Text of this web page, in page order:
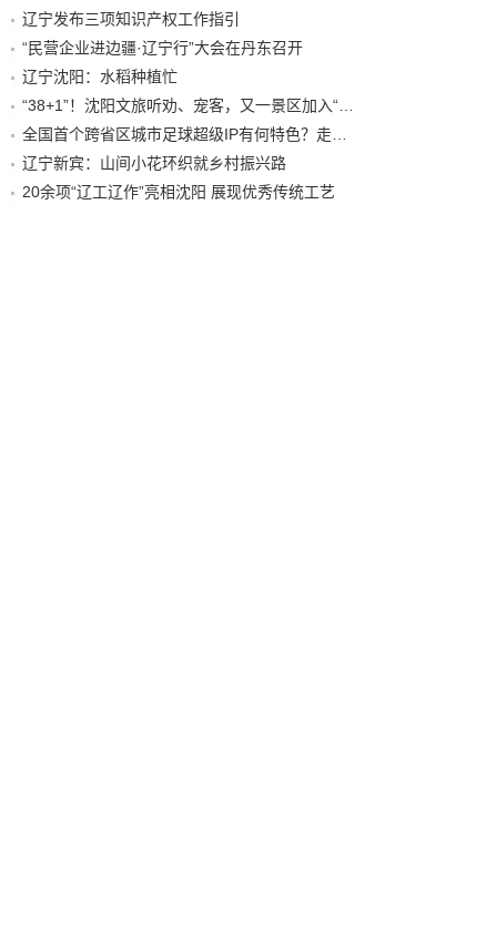
辽宁发布三项知识产权工作指引
“民营企业进边疆·辽宁行”大会在丹东召开
辽宁沈阳：水稻种植忙
辽宁新宾：山间小花环织就乡村振兴路
20余项“辽工辽作”亮相沈阳 展现优秀传统工艺